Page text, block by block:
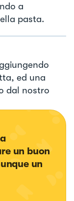
a
pasta.
ed una
dal nostro
un buon
un